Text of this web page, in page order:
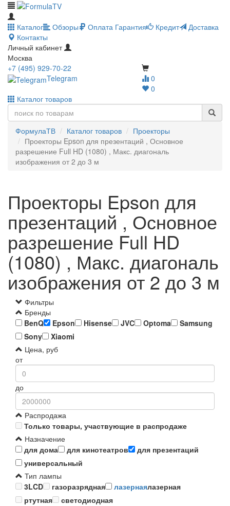
Каталог Обзоры Оплата Гарантия Кредит
Доставка
Контакты
Личный кабинет
Москва
0
0
+7 (495) 929-70-22
Telegram
Каталог товаров
ФормулаТВ Каталог товаров
Проекторы
Проекторы Epson для презентаций , Основное
разрешение Full HD (1080) , Макс. диагональ
изображения от 2 до 3 м
Проекторы Epson для
презентаций , Основное
разрешение Full HD
(1080) , Макс. диагональ
изображения от 2 до 3 м
Фильтры
Бренды
BenQ
Epson Hisense JVC Optoma
Samsung
Sony
Xiaomi
Цена, руб
от
до
Распродажа
Только товары, участвующие в распродаже
Назначение
для дома
для кинотеатров
для презентаций
универсальный
Тип лампы
3LCD
газоразрядная лазернаялазерная
ртутная
светодиодная